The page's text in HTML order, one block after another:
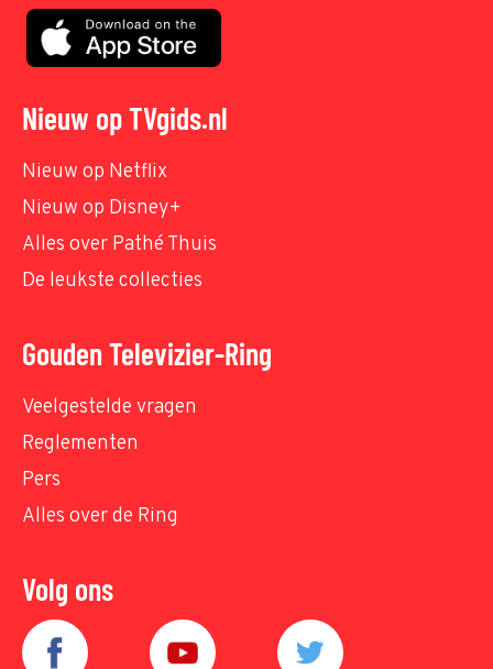
Nieuw op TVgids.nl
Nieuw op Netflix
Nieuw op Disney+
Alles over Pathé Thuis
De leukste collecties
Gouden Televizier-Ring
Veelgestelde vragen
Reglementen
Pers
Alles over de Ring
Volg ons